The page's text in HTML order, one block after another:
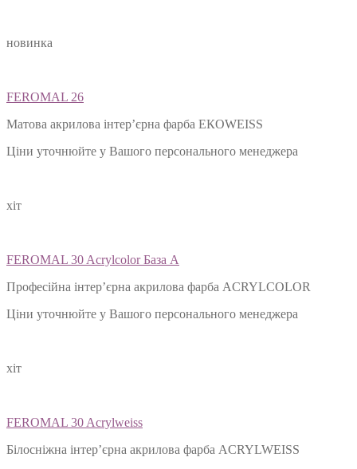
новинка
FEROMAL 26
Матова акрилова інтер’єрна фарба ЕКОWEISS
Ціни уточнюйте у Вашого персонального менеджера
хіт
FEROMAL 30 Acrylcolor База А
Професійна інтер’єрна акрилова фарба ACRYLCOLOR
Ціни уточнюйте у Вашого персонального менеджера
хіт
FEROMAL 30 Acrylweiss
Білосніжна інтер’єрна акрилова фарба ACRYLWEISS